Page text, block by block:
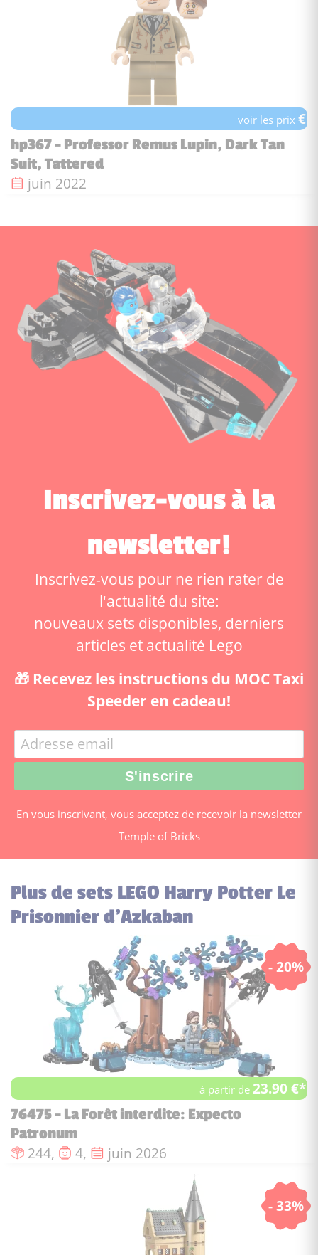
voir les prix€
hp367 - Professor Remus Lupin, Dark Tan
Suit, Tattered
Date de sortie :
juin 2022
Inscrivez-vous à la
newsletter!
Inscrivez-vous pour ne rien rater de
l'actualité du site:
nouveaux sets disponibles, derniers
articles et actualité Lego
🎁 Recevez les instructions du MOC Taxi
Speeder en cadeau!
En vous inscrivant, vous acceptez de recevoir la newsletter
Temple of Bricks
Plus de sets LEGO Harry Potter Le
Prisonnier d’Azkaban
- 20%
à partir de23.90 €*
76475 - La Forêt interdite: Expecto
Patronum
Nombre de pièces :
244, Nombre de figurines :
4, Date de sortie :
juin 2026
- 33%